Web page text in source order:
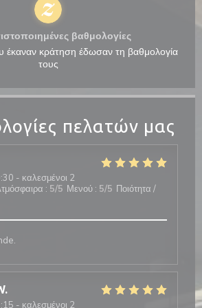
πελατών μας
- καλεσμένοι 2
: 5/5 Μενού : 5/5 Ποιότητα /
- καλεσμένοι 2
βαθμολογίες
έκαναν κράτηση έδωσαν τη βαθμολογία
τους